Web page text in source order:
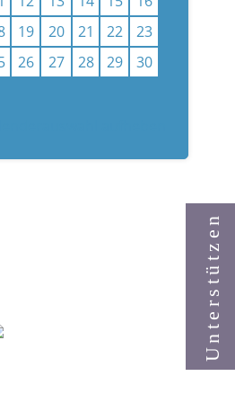
19 20 21 22
23
26 27 28 29
30
Unterstützen